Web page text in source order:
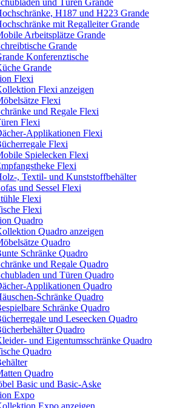
und Türen Grande
H187 und H223 Grande
mit Regalleiter Grande
Arbeitsplätze Grande
Grande
Konferenztische
Grande
Flexi
Flexi anzeigen
Flexi
und Regale Flexi
Flexi
Applikationen Flexi
Flexi
Spielecken Flexi
Flexi
, Textil- und Kunststoffbehälter
und Sessel Flexi
Flexi
Flexi
Quadro
Quadro anzeigen
Quadro
Schränke Quadro
und Regale Quadro
und Türen Quadro
Applikationen Quadro
Schränke Quadro
Schränke Quadro
und Leseecken Quadro
Quadro
und Eigentumsschränke Quadro
Quadro
Quadro
Basic und Basic-Aske
Expo
Expo anzeigen